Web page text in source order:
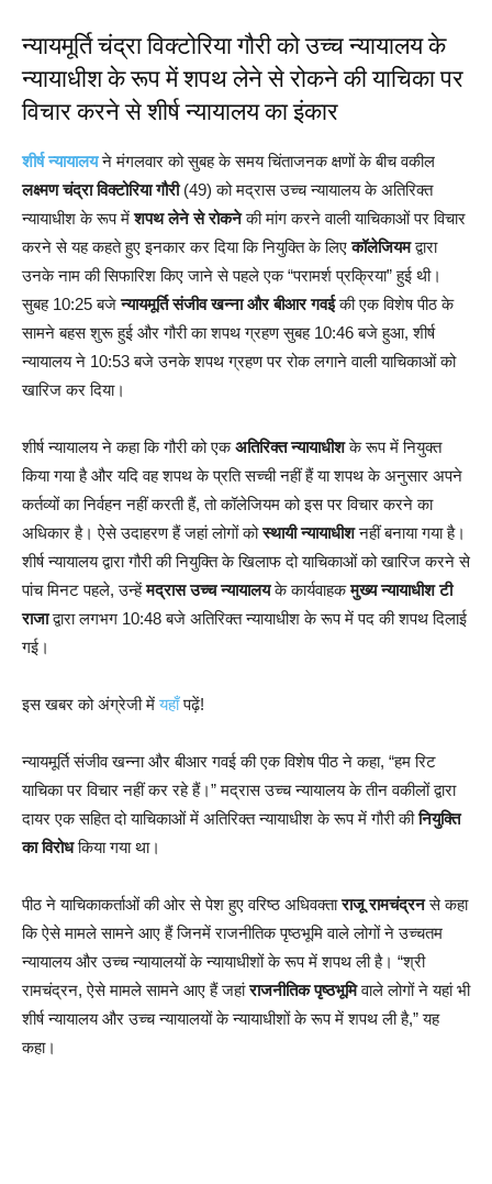
न्यायमूर्ति चंद्रा विक्टोरिया गौरी को उच्च न्यायालय के
न्यायाधीश के रूप में शपथ लेने से रोकने की याचिका पर
विचार करने से शीर्ष न्यायालय का इंकार
शीर्ष न्यायालयने मंगलवार को सुबह के समय चिंताजनक क्षणों के बीच वकील
लक्ष्मण चंद्रा विक्टोरिया गौरी(49) को मद्रास उच्च न्यायालय के अतिरिक्त
न्यायाधीश के रूप मेंशपथ लेने से रोकनेकी मांग करने वाली याचिकाओं पर विचार
करने से यह कहते हुए इनकार कर दिया कि नियुक्ति के लिएकॉलेजियमद्वारा
उनके नाम की सिफारिश किए जाने से पहले एक “परामर्श प्रक्रिया” हुई थी।
सुबह 10:25 बजेन्यायमूर्ति संजीव खन्ना और बीआर गवईकी एक विशेष पीठ के
सामने बहस शुरू हुई और गौरी का शपथ ग्रहण सुबह 10:46 बजे हुआ, शीर्ष
न्यायालय ने 10:53 बजे उनके शपथ ग्रहण पर रोक लगाने वाली याचिकाओं को
खारिज कर दिया।
शीर्ष न्यायालय ने कहा कि गौरी को एकअतिरिक्त न्यायाधीशके रूप में नियुक्त
किया गया है और यदि वह शपथ के प्रति सच्ची नहीं हैं या शपथ के अनुसार अपने
कर्तव्यों का निर्वहन नहीं करती हैं, तो कॉलेजियम को इस पर विचार करने का
अधिकार है। ऐसे उदाहरण हैं जहां लोगों कोस्थायी न्यायाधीशनहीं बनाया गया है।
शीर्ष न्यायालय द्वारा गौरी की नियुक्ति के खिलाफ दो याचिकाओं को खारिज करने से
पांच मिनट पहले, उन्हेंमद्रास उच्च न्यायालयके कार्यवाहकमुख्य न्यायाधीश टी
राजाद्वारा लगभग 10:48 बजे अतिरिक्त न्यायाधीश के रूप में पद की शपथ दिलाई
गई।
इस खबर को अंग्रेजी मेंयहाँपढ़ें!
न्यायमूर्ति संजीव खन्ना और बीआर गवई की एक विशेष पीठ ने कहा, “हम रिट
याचिका पर विचार नहीं कर रहे हैं।” मद्रास उच्च न्यायालय के तीन वकीलों द्वारा
दायर एक सहित दो याचिकाओं में अतिरिक्त न्यायाधीश के रूप में गौरी कीनियुक्ति
का विरोधकिया गया था।
पीठ ने याचिकाकर्ताओं की ओर से पेश हुए वरिष्ठ अधिवक्ताराजू रामचंद्रनसे कहा
कि ऐसे मामले सामने आए हैं जिनमें राजनीतिक पृष्ठभूमि वाले लोगों ने उच्चतम
न्यायालय और उच्च न्यायालयों के न्यायाधीशों के रूप में शपथ ली है। “श्री
रामचंद्रन, ऐसे मामले सामने आए हैं जहांराजनीतिक पृष्ठभूमिवाले लोगों ने यहां भी
शीर्ष न्यायालय और उच्च न्यायालयों के न्यायाधीशों के रूप में शपथ ली है,” यह
कहा।